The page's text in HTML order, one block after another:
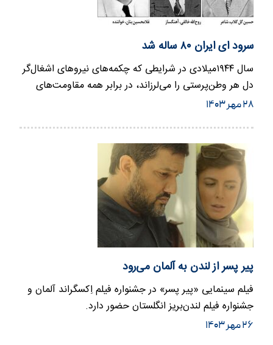
سرود ای ایران ۸۰ ساله شد
سال ۱۹۴۴میلادی در شرایطی که چکمه‌های نیروهای اشغال‌گر
دل هر وطن‌پرستی را می‌لرزاند، در برابر همه مقاومت‌های
سیاسی…
۲۸ مهر ۱۴۰۳
پیر پسر از لندن به آلمان می‌رود
فیلم سینمایی «پیر پسر» در جشنواره فیلم اِکسگراند آلمان و
جشنواره فیلم لندن‌بریز انگلستان حضور دارد.
۲۶ مهر ۱۴۰۳